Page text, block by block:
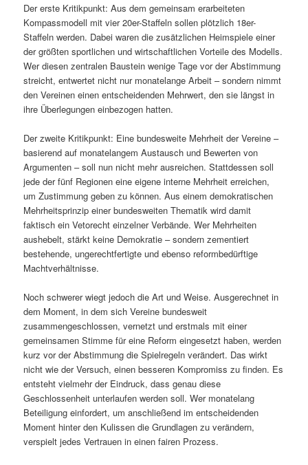
Der erste Kritikpunkt: Aus dem gemeinsam erarbeiteten
Kompassmodell mit vier 20er-Staffeln sollen plötzlich 18er-
Staffeln werden. Dabei waren die zusätzlichen Heimspiele einer
der größten sportlichen und wirtschaftlichen Vorteile des Modells.
Wer diesen zentralen Baustein wenige Tage vor der Abstimmung
streicht, entwertet nicht nur monatelange Arbeit – sondern nimmt
den Vereinen einen entscheidenden Mehrwert, den sie längst in
ihre Überlegungen einbezogen hatten.
Der zweite Kritikpunkt: Eine bundesweite Mehrheit der Vereine –
basierend auf monatelangem Austausch und Bewerten von
Argumenten – soll nun nicht mehr ausreichen. Stattdessen soll
jede der fünf Regionen eine eigene interne Mehrheit erreichen,
um Zustimmung geben zu können. Aus einem demokratischen
Mehrheitsprinzip einer bundesweiten Thematik wird damit
faktisch ein Vetorecht einzelner Verbände. Wer Mehrheiten
aushebelt, stärkt keine Demokratie – sondern zementiert
bestehende, ungerechtfertigte und ebenso reformbedürftige
Machtverhältnisse.
Noch schwerer wiegt jedoch die Art und Weise. Ausgerechnet in
dem Moment, in dem sich Vereine bundesweit
zusammengeschlossen, vernetzt und erstmals mit einer
gemeinsamen Stimme für eine Reform eingesetzt haben, werden
kurz vor der Abstimmung die Spielregeln verändert. Das wirkt
nicht wie der Versuch, einen besseren Kompromiss zu finden. Es
entsteht vielmehr der Eindruck, dass genau diese
Geschlossenheit unterlaufen werden soll. Wer monatelang
Beteiligung einfordert, um anschließend im entscheidenden
Moment hinter den Kulissen die Grundlagen zu verändern,
verspielt jedes Vertrauen in einen fairen Prozess.